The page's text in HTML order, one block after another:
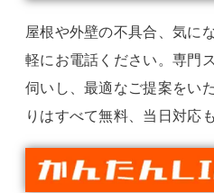
屋根や外壁の不具合、気に
軽にお電話ください。専門
伺いし、最適なご提案をい
りはすべて無料、当日対応